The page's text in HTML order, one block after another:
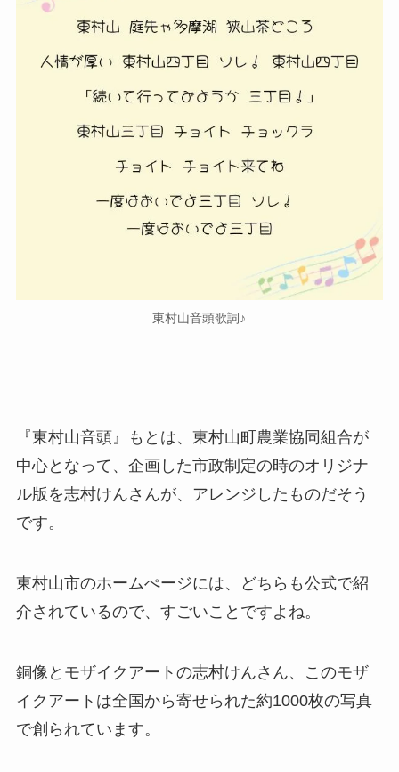
東村山音頭歌詞♪
『東村山音頭』もとは、東村山町農業協同組合が
中心となって、企画した市政制定の時のオリジナ
ル版を志村けんさんが、アレンジしたものだそう
です。
東村山市のホームぺージには、どちらも公式で紹
介されているので、すごいことですよね。
銅像とモザイクアートの志村けんさん、このモザ
イクアートは全国から寄せられた約1000枚の写真
で創られています。